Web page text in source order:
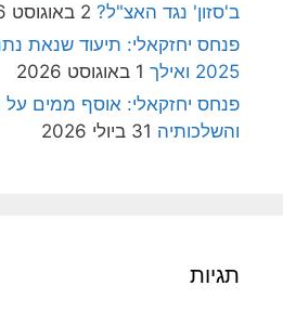
ב'סזון' נגד האצ"ל? 2 באוגוסט 2026
פנחס יחזקאלי: תיעוד שנאת
2025 ואילך
1 באוגוסט 2026
פנחס יחזקאלי: אוסף ממים
והשלכותיה 31 ביולי 2026
תגיות